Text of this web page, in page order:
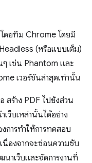
ดยทีม Chrome โดยมี
(หรือแบบเต็ม)
ๆ เช่น Phantom และ
เวอร์ชันล่าสุดเท่านั้น
สร้าง PDF ไปยังส่วน
ว็บเหล่านั้นได้อย่าง
การทำให้การทดสอบ
นื่องจากจะซ่อนความซับ
าเว็บและจัดการงานที่